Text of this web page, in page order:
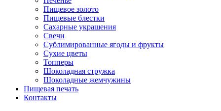
Пищевое золото
Пищевые блестки
Сахарные украшения
Свечи
Сублимированные ягоды и фрукты
Сухие цветы
Топперы
Шоколадная стружка
Шоколадные жемчужины
Пищевая печать
Контакты